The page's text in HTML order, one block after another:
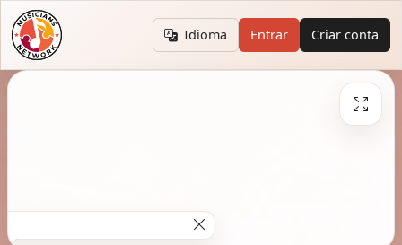
Idioma Entrar Criar conta